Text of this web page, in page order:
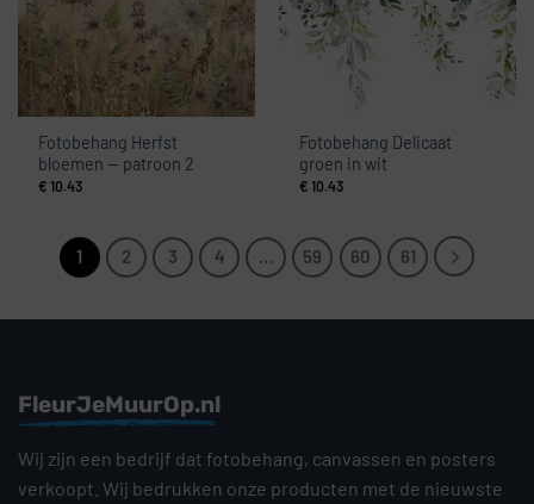
Fotobehang Herfst
bloemen — patroon 2
€ 10.43
Fotobehang Delicaat
groen in wit
€ 10.43
1 2 3 4 … 59 60 61
FleurJeMuurOp.nl
Wij zijn een bedrijf dat fotobehang, canvassen en posters
verkoopt. Wij bedrukken onze producten met de nieuwste